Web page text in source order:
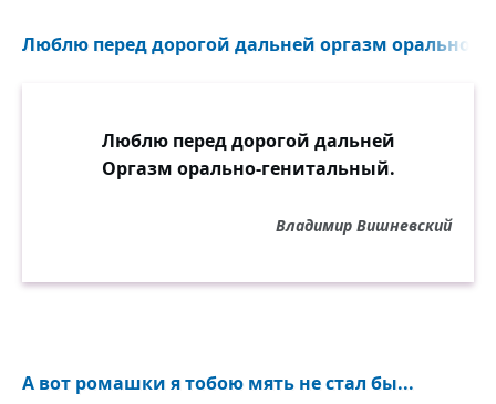
Люблю перед дорогой дальней оргазм орально-
Люблю перед дорогой дальней
Оргазм орально-генитальный.
Владимир Вишневский
А вот ромашки я тобою мять не стал бы...